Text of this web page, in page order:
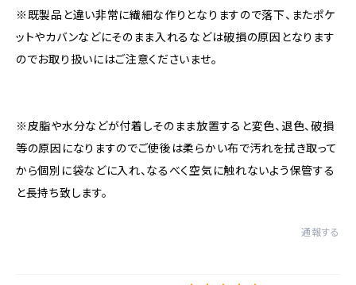
※既製品と違い非常に繊細な作りとなりますので落下、またポケ
ットやカバンなどにそのまま入れるなどは破損の原因となります
のでお取り扱いにはご注意くださいませ。
※皮脂や水分などが付着しそのまま放置すると変色、退色、破損
等の原因になりますのでご使後は柔らかい布で汚れを拭き取って
から個別に袋などに入れ、なるべく空気に触れないよう保管する
と長持ち致します。
通報する